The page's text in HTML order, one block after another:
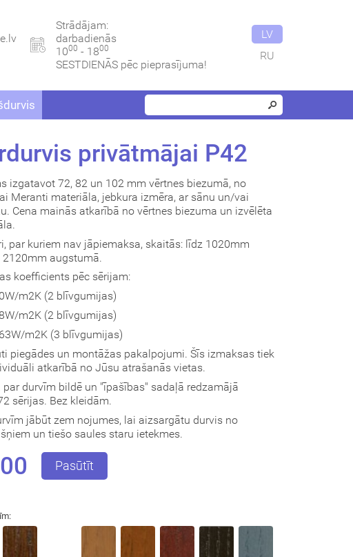
Strādājam:
darbadienās
1000 - 1800
SESTDIENĀS pēc pieprasījuma!
LV
RU
privātmājai P42
izgatavot 72, 82 un 102 mm vērtnes biezumā, no
Meranti materiāla, jebkura izmēra, ar sānu un/vai
Cena mainās atkarībā no vērtnes biezuma un izvēlēta
par kuriem nav jāpiemaksa, skaitās: līdz 1020mm
augstumā.
koefficients pēc sērijam:
m2K (2 blīvgumijas)
m2K (2 blīvgumijas)
m2K (3 blīvgumijas)
piegādes un montāžas pakalpojumi. Šīs izmaksas tiek
atkarībā no Jūsu atrašanās vietas.
par durvīm bildē un "īpašības" sadaļā redzamājā
sērijas. Bez kleidām.
jābūt zem nojumes, lai aizsargātu durvis no
un tiešo saules staru ietekmes.
Pasūtīt